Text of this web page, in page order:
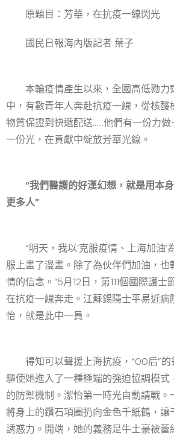
原題目：芳華，在抗疫一線閃光
國民日報海內版記者 葉子
本輪疫情產生以來，全國高低勠力
中，有數青年人奔赴抗疫一線，從核
物質保證到快遞配送……他們有一份力
一份光，在貢獻中綻放芳華光線。
“我們醫護的好漢幻想，就是用本身
更多人”
“明天，我以‘克服疫情、上海加油’
服上畫了漫畫。除了為伙伴們加油，
情的信念。”5月12日，第111個國際護
在抗疫一線奔走。江蘇錫隱士平易近病
怡，就是此中一員。
得知可以聲援上海抗疫，“00后”的
驅使她進入了一種極端的強迫協調模式
的防禦機制。潔怡第一時光自動請戰。
將身上的鑽石項圈扔向金色千紙鶴，讓
誘惑力。開端，她的義務是牛土豪被蕾